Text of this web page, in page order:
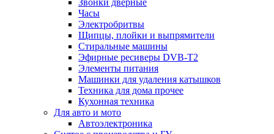
Звонки дверные
Часы
Электробритвы
Щипцы, плойки и выпрямители
Стиральные машины
Эфирные ресиверы DVB-T2
Элементы питания
Машинки для удаления катышков
Техника для дома прочее
Кухонная техника
Для авто и мото
Автоэлектроника